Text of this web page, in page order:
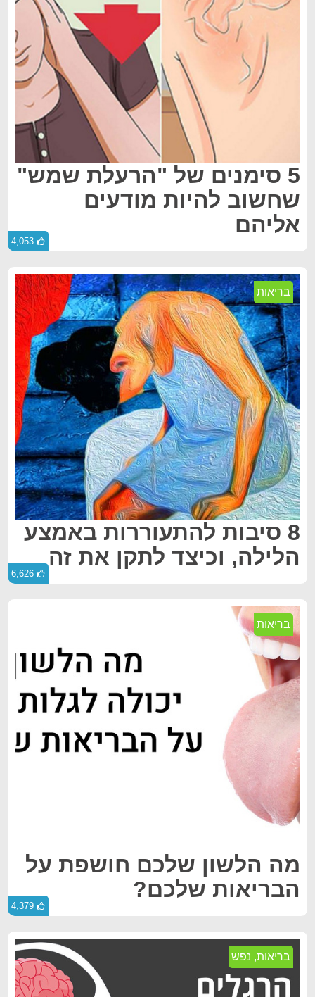
5 סימנים של "הרעלת שמש"
שחשוב להיות מודעים
אליהם
4,053
בריאות
8 סיבות להתעוררות באמצע
הלילה, וכיצד לתקן את זה
6,626
בריאות
מה הלשון שלכם חושפת על
הבריאות שלכם?
4,379
בריאות, נפש